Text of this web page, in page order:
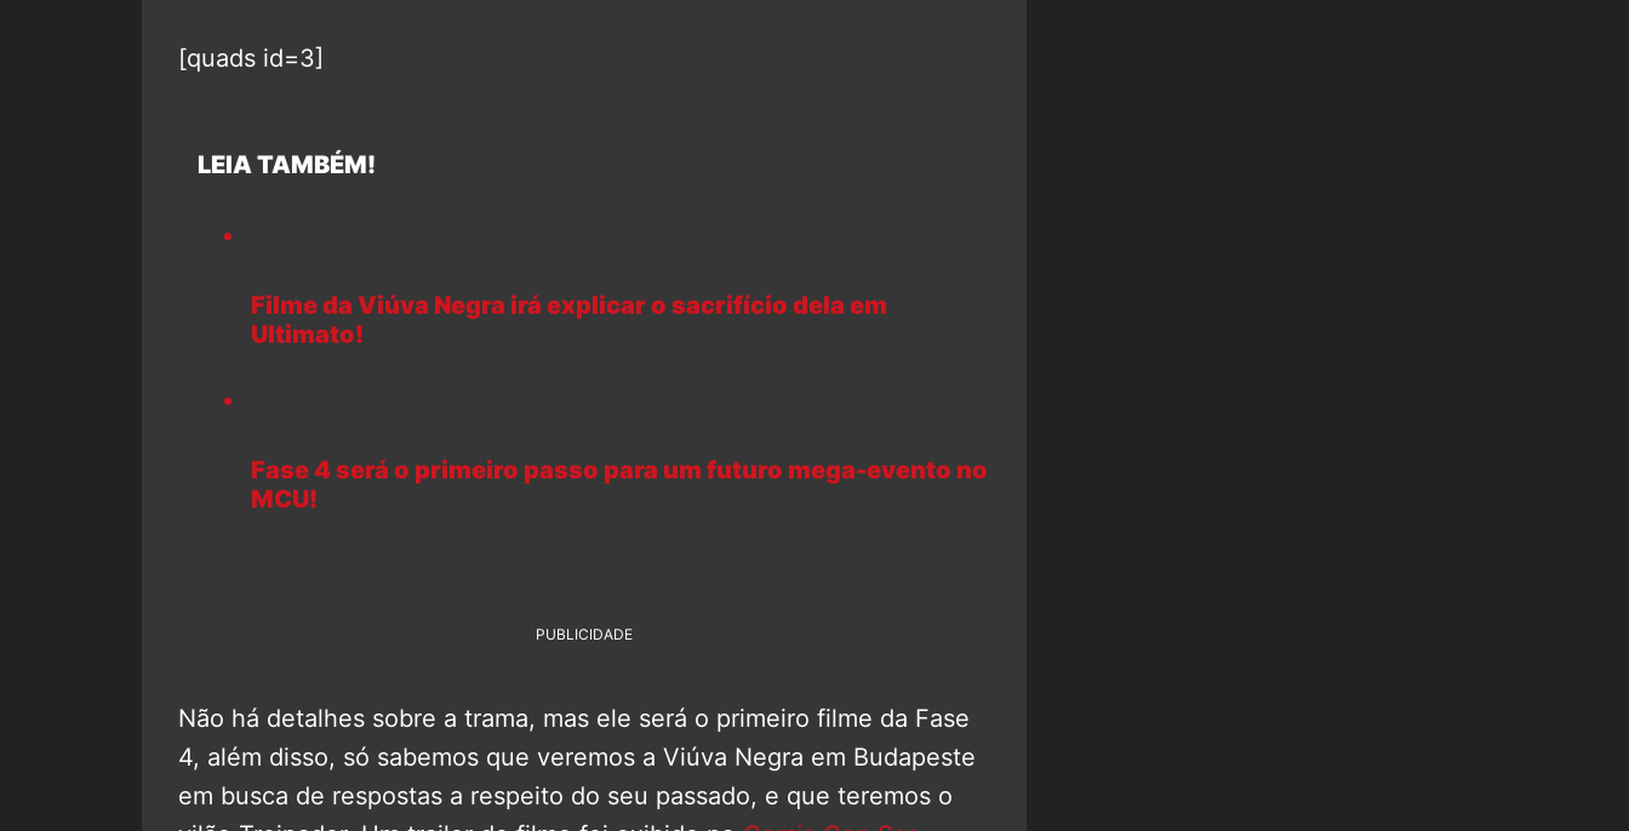
[quads id=3]
LEIA TAMBÉM!
Filme da Viúva Negra irá explicar o sacrifício dela em
Ultimato!
Fase 4 será o primeiro passo para um futuro mega-evento no
MCU!
PUBLICIDADE
Não há detalhes sobre a trama, mas ele será o primeiro filme da Fase
4, além disso, só sabemos que veremos a Viúva Negra em Budapeste
em busca de respostas a respeito do seu passado, e que teremos o